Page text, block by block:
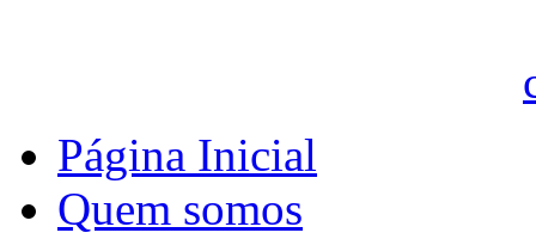
Página Inicial
Quem somos